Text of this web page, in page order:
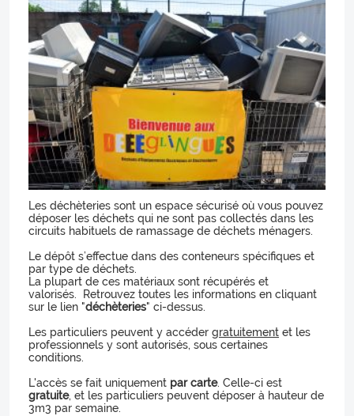
Les déchèteries sont un espace sécurisé où vous pouvez
déposer les déchets qui ne sont pas collectés dans les
circuits habituels de ramassage de déchets ménagers.
Le dépôt s’effectue dans des conteneurs spécifiques et
par type de déchets.
La plupart de ces matériaux sont récupérés et
valorisés.
Retrouvez toutes les informations en cliquant
sur le lien "déchèteries" ci-dessus.
Les particuliers peuvent y accéder gratuitement et les
professionnels y sont autorisés, sous certaines
conditions.
L'accès se fait uniquement par carte. Celle-ci est
gratuite, et les particuliers peuvent déposer à hauteur de
3m3 par semaine.